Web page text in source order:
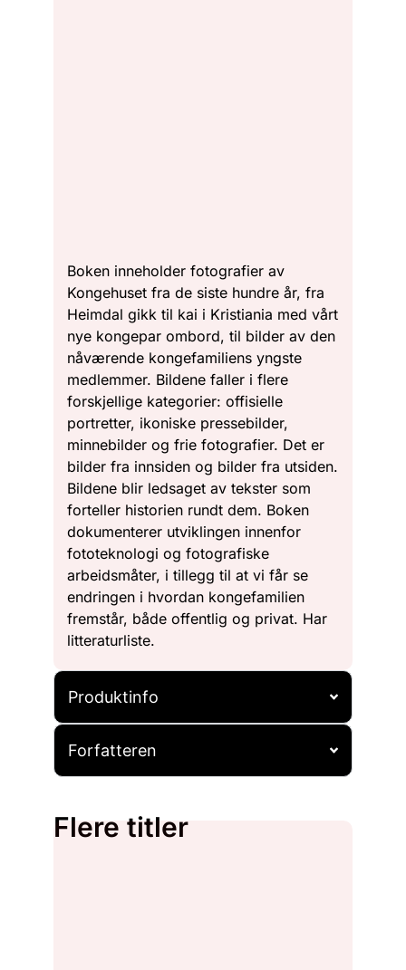
Boken inneholder fotografier av
Kongehuset fra de siste hundre år, fra
Heimdal gikk til kai i Kristiania med vårt
nye kongepar ombord, til bilder av den
nåværende kongefamiliens yngste
medlemmer. Bildene faller i flere
forskjellige kategorier: offisielle
portretter, ikoniske pressebilder,
minnebilder og frie fotografier. Det er
bilder fra innsiden og bilder fra utsiden.
Bildene blir ledsaget av tekster som
forteller historien rundt dem. Boken
dokumenterer utviklingen innenfor
fototeknologi og fotografiske
arbeidsmåter, i tillegg til at vi får se
endringen i hvordan kongefamilien
fremstår, både offentlig og privat. Har
litteraturliste.
Produktinfo
Forfatteren
Flere titler